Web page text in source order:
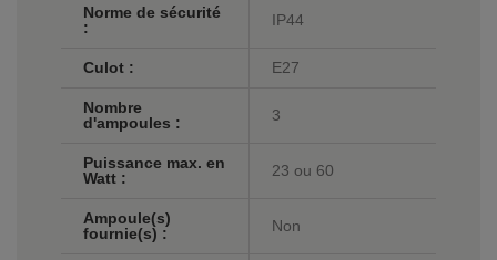
Norme de sécurité
:
IP44
Culot : E27
Nombre
d'ampoules :
3
Puissance max. en
Watt :
23 ou 60
Ampoule(s)
fournie(s) :
Non